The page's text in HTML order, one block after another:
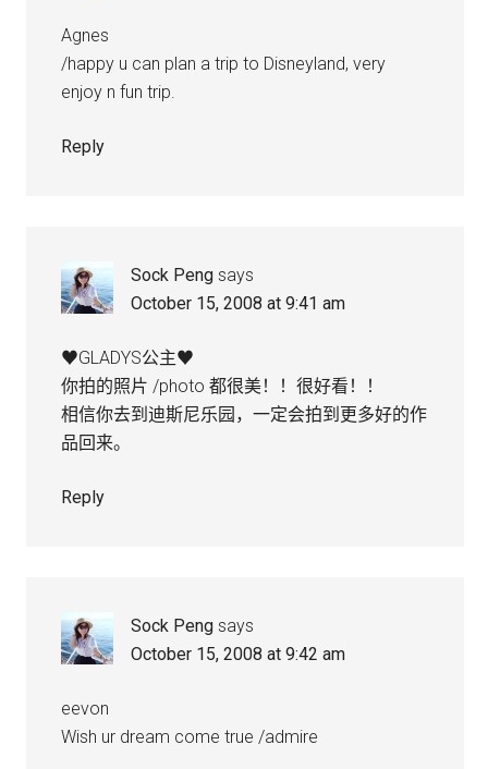
Agnes
/happy u can plan a trip to Disneyland, very
enjoy n fun trip.
Reply
Sock Peng says
October 15, 2008 at 9:41 am
♥GLADYS公主♥
你拍的照片 /photo 都很美！！很好看！！
相信你去到迪斯尼乐园，一定会拍到更多好的作
品回来。
Reply
Sock Peng says
October 15, 2008 at 9:42 am
eevon
Wish ur dream come true /admire